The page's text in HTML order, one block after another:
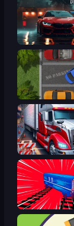
Parking Space
Just Park It 12
Train Drift